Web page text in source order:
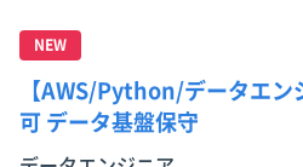
NEW
【AWS/Python/データエン
可 データ基盤保守